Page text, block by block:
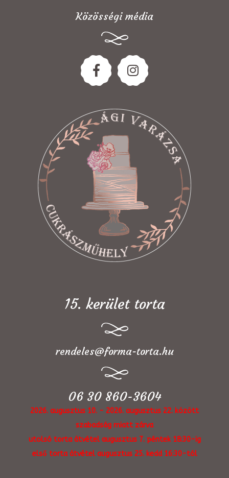
Közösségi média
15. kerület torta
rendeles@forma-torta.hu
06 30 860-3604
2026. augusztus 10. - 2026. augusztus 22. között
szabadság miatt zárva
utolsó torta átvétel augusztus 7. péntek 18:30-ig
első torta átvétel augusztus 25. kedd 16:30-tól